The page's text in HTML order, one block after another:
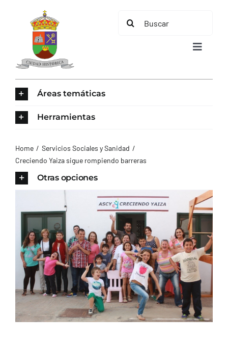
contenido
Buscar:
Toggle
AYUNTAMIENTO
TURISMO
CONTACTO
Áreas temáticas
Herramientas
Home
Servicios Sociales y Sanidad
Creciendo Yaiza sigue rompiendo barreras
Otras opciones